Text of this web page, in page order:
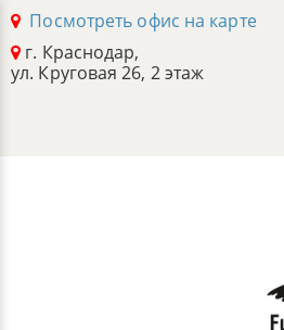
Посмотреть офис на карте
г. Краснодар,
ул. Круговая 26, 2 этаж